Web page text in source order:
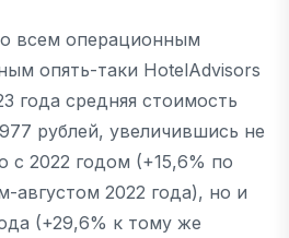
всем операционным
опять-таки HotelAdvisors
года средняя стоимость
рублей, увеличившись не
с 2022 годом (+15,6% по
августом 2022 года), но и
(+29,6% к тому же